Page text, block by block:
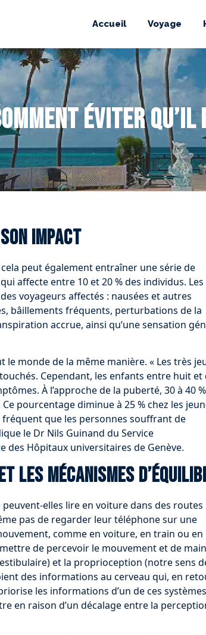
Accueil Voyage
éviter qu’il
impact
peut également entraîner une série de
affecte entre 10 et 20 % des individus. Les
voyageurs affectés : nausées et autres
bâillements fréquents, perturbations de la
accrue, ainsi qu’une sensation
le monde de la même manière. « Les très
Cependant, les enfants entre huit et
À l’approche de la puberté, 30 à 40
pourcentage diminue à 25 % chez les
fréquent que les personnes souffrant de
le Dr Nils Guinand du Service
des Hôpitaux universitaires de Genève.
les mécanismes
elles lire en voiture dans des routes
pas de regarder leur téléphone sur une
comme en voiture, en train ou en
de percevoir le mouvement et de
et la proprioception (notre sens
des informations au cerveau qui, en
les informations d’un de ces
en raison d’un décalage entre la